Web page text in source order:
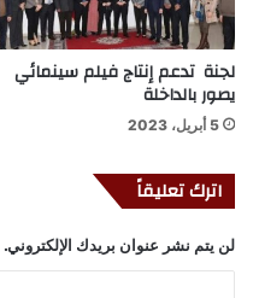
لجنة تدعم إنتاج فيلم سينمائي
يصور بالداخلة
5 أبريل، 2023
اترك تعليقاً
لن يتم نشر عنوان بريدك الإلكتروني.